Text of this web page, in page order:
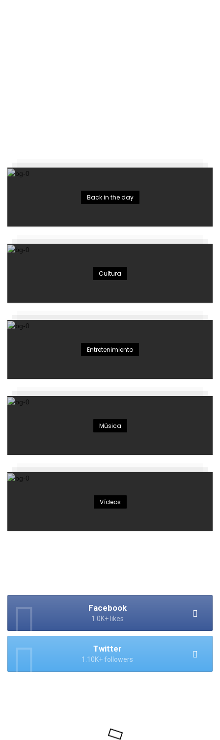
Back in the day
Cultura
Entretenimiento
Música
Vídeos
Facebook
1.0K+ likes
Twitter
1.10K+ followers